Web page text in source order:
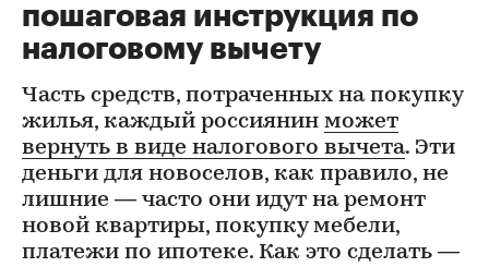
пошаговая инструкция по
налоговому вычету
Часть средств, потраченных на покупку
жилья, каждый россиянин может
вернуть в виде налогового вычета. Эти
деньги для новоселов, как правило, не
лишние — часто они идут на ремонт
новой квартиры, покупку мебели,
платежи по ипотеке. Как это сделать —